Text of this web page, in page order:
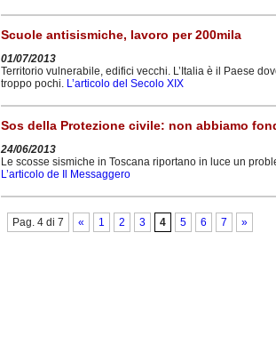
Scuole antisismiche, lavoro per 200mila
01/07/2013
Territorio vulnerabile, edifici vecchi. L’Italia è il Paese
troppo pochi. L’articolo del Secolo XIX
Sos della Protezione civile: non abbiamo
24/06/2013
Le scosse sismiche in Toscana riportano in luce un
L’articolo de Il Messaggero
Pag. 4 di 7 « 1 2 3 4 5 6 7 »